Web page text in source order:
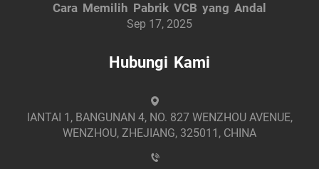
Cara Memilih Pabrik VCB yang Andal
Sep 17, 2025
Hubungi Kami
lANTAI 1, BANGUNAN 4, NO. 827 WENZHOU AVENUE,
WENZHOU, ZHEJIANG, 325011, CHINA